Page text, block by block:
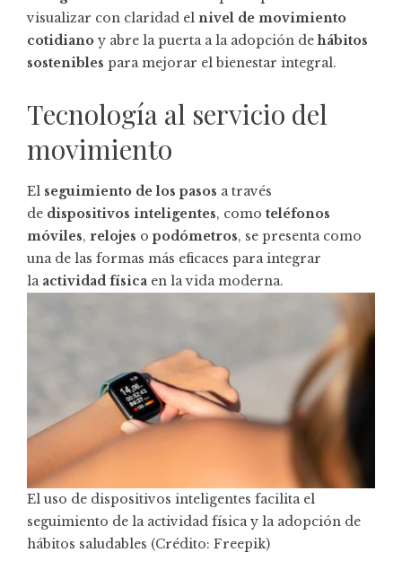
visualizar con claridad el nivel de movimiento
cotidiano y abre la puerta a la adopción dehábitos
sostenibles para mejorar el bienestar integral.
Tecnología al servicio del
movimiento
El seguimiento de los pasos a través
de dispositivos inteligentes, como teléfonos
móviles, relojes o podómetros, se presenta como
una de las formas más eficaces para integrar
la actividad física en la vida moderna.
El uso de dispositivos inteligentes facilita el
seguimiento de la actividad física y la adopción de
hábitos saludables (Crédito: Freepik)